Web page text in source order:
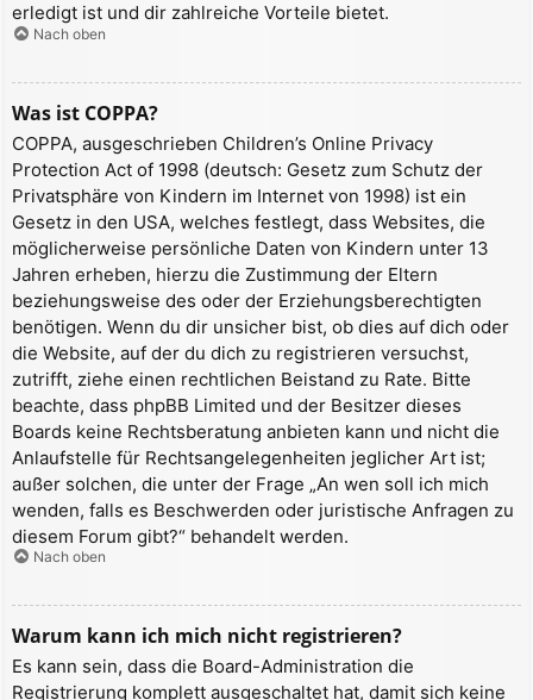
erledigt ist und dir zahlreiche Vorteile bietet.
Nach oben
Was ist COPPA?
COPPA, ausgeschrieben Children’s Online Privacy
Protection Act of 1998 (deutsch: Gesetz zum Schutz der
Privatsphäre von Kindern im Internet von 1998) ist ein
Gesetz in den USA, welches festlegt, dass Websites, die
möglicherweise persönliche Daten von Kindern unter 13
Jahren erheben, hierzu die Zustimmung der Eltern
beziehungsweise des oder der Erziehungsberechtigten
benötigen. Wenn du dir unsicher bist, ob dies auf dich oder
die Website, auf der du dich zu registrieren versuchst,
zutrifft, ziehe einen rechtlichen Beistand zu Rate. Bitte
beachte, dass phpBB Limited und der Besitzer dieses
Boards keine Rechtsberatung anbieten kann und nicht die
Anlaufstelle für Rechtsangelegenheiten jeglicher Art ist;
außer solchen, die unter der Frage „An wen soll ich mich
wenden, falls es Beschwerden oder juristische Anfragen zu
diesem Forum gibt?“ behandelt werden.
Nach oben
Warum kann ich mich nicht registrieren?
Es kann sein, dass die Board-Administration die
Registrierung komplett ausgeschaltet hat, damit sich keine